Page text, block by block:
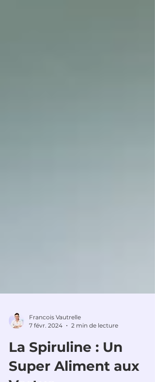
Francois Vautrelle
7 févr. 2024
2 min de lecture